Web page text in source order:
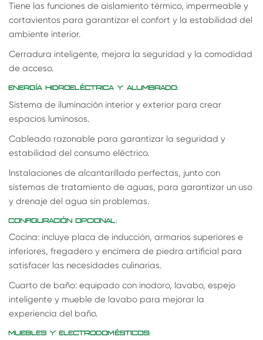
Tiene las funciones de aislamiento térmico, impermeable y
cortavientos para garantizar el confort y la estabilidad del
ambiente interior.
Cerradura inteligente, mejora la seguridad y la comodidad
de acceso.
ENERGÍA HIDROELÉCTRICA Y ALUMBRADO:
Sistema de iluminación interior y exterior para crear
espacios luminosos.
Cableado razonable para garantizar la seguridad y
estabilidad del consumo eléctrico.
Instalaciones de alcantarillado perfectas, junto con
sistemas de tratamiento de aguas, para garantizar un uso
y drenaje del agua sin problemas.
CONFIGURACIÓN OPCIONAL:
Cocina: incluye placa de inducción, armarios superiores e
inferiores, fregadero y encimera de piedra artificial para
satisfacer las necesidades culinarias.
Cuarto de baño: equipado con inodoro, lavabo, espejo
inteligente y mueble de lavabo para mejorar la
experiencia del baño.
MUEBLES Y ELECTRODOMÉSTICOS: